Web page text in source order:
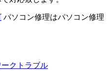
パソコン修理はパソコン修理
クトラブル